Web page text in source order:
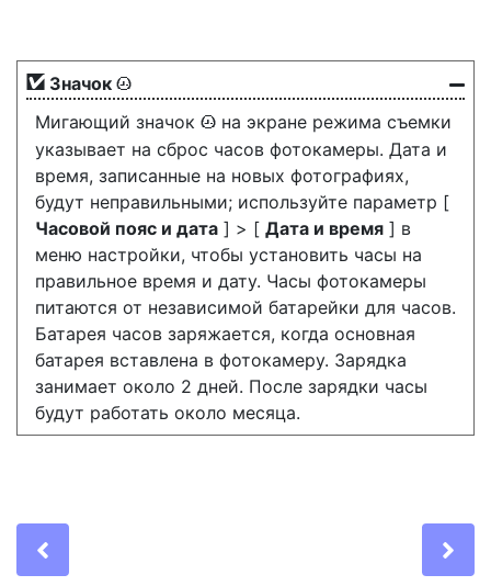
Значок t
Мигающий значок t на экране режима съемки
указывает на сброс часов фотокамеры. Дата и
время, записанные на новых фотографиях,
будут неправильными; используйте параметр [
Часовой пояс и дата ] > [ Дата и время ] в
меню настройки, чтобы установить часы на
правильное время и дату. Часы фотокамеры
питаются от независимой батарейки для часов.
Батарея часов заряжается, когда основная
батарея вставлена в фотокамеру. Зарядка
занимает около 2 дней. После зарядки часы
будут работать около месяца.